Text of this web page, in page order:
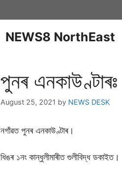
NEWS8 NorthEast
পুনৰ
August 25, 2021 by NEWS DESK
নগাঁৱত পুনৰ এনকাউণ্টাৰ।
ধিঙৰ ১নং কান্ধুলীমাৰীত গুলীবিদ্ধ ডকাইত।